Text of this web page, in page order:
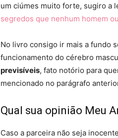
um ciúmes muito forte, sugiro a
segredos que nenhum homem
No livro consigo ir mais a fundo
funcionamento do cérebro
previsíveis, fato notório para
mencionado no parágrafo
Qual sua opinião Meu
Caso a parceira não seja